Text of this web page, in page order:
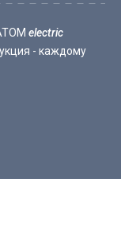
electric
- каждому